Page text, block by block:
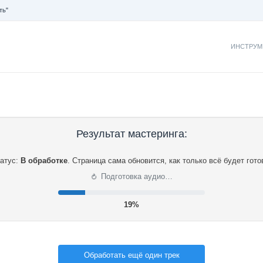
Результат мастеринга:
В обработке. Страница сама обновится, как только всё будет
⟳ Подготовка аудио…
19%
Обработать ещё один трек